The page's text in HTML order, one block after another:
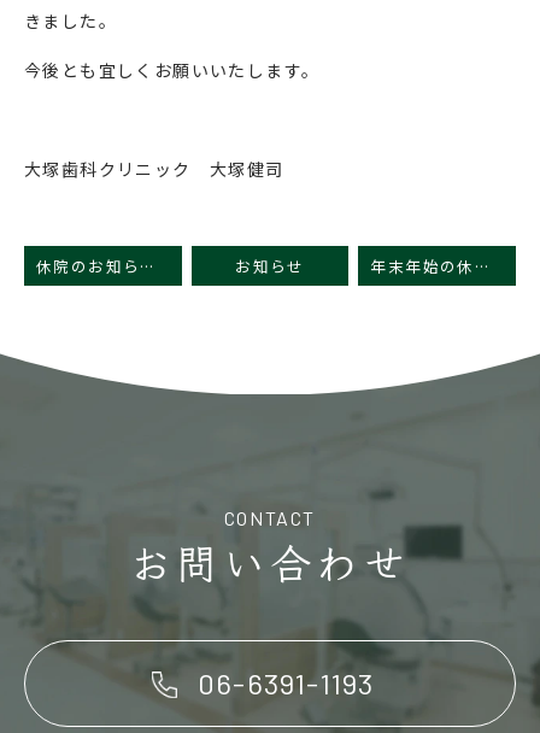
きました。
今後とも宜しくお願いいたします。
大塚歯科クリニック 大塚健司
休院のお知らせ 11月11日～12日は研修会の為、休院いたします。 お知らせ 年末年始の休診日のお知らせ
CONTACT
お問い合わせ
06-6391-1193